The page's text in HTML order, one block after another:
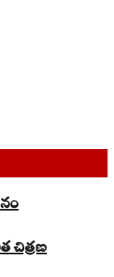
చిత్రణ